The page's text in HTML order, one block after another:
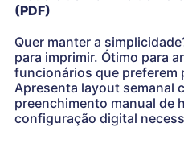
(PDF)
Quer manter a
para imprimir. Ótimo para
funcionários que preferem
Apresenta layout semanal
preenchimento manual de
configuração digital